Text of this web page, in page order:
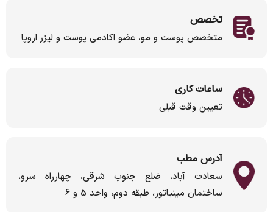
تخصص
متخصص پوست و مو، عضو اکادمی پوست و لیزر اروپا
ساعات کاری
تعیین وقت قبلی
آدرس مطب
سعادت آباد، ضلع جنوب شرقی، چهارراه سرو،
ساختمان مینیاتور، طبقه دوم، واحد 5 و 6